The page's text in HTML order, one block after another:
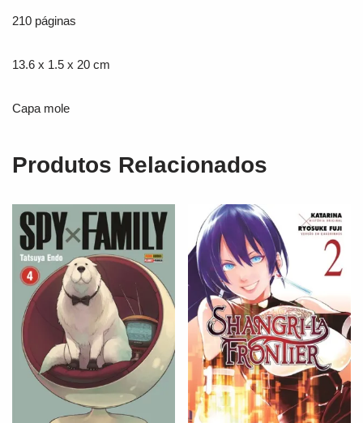
210 páginas
13.6 x 1.5 x 20 cm
Capa mole
Produtos Relacionados